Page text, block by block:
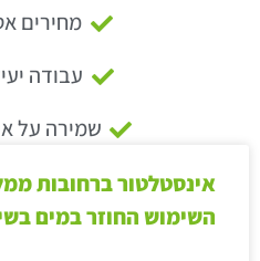
מחירים
עבודה
שמירה על
אינסטלטור ברחובות
השימוש החוזר במים